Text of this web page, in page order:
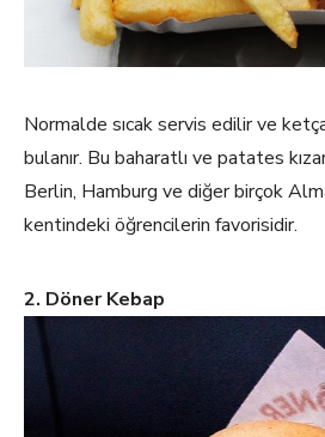
Normalde sıcak servis edilir ve
bulanır. Bu baharatlı ve patates
Berlin, Hamburg ve diğer birçok
kentindeki öğrencilerin favorisidir.
2. Döner Kebap